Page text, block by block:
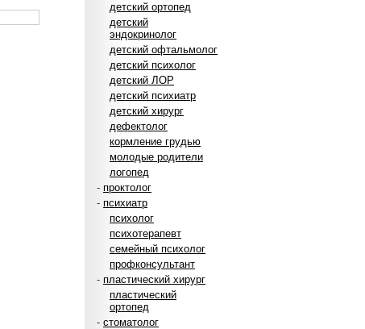
детский ортопед
детский
эндокринолог
детский офтальмолог
детский психолог
детский ЛОР
детский психиатр
детский хирург
дефектолог
кормление грудью
молодые родители
логопед
- проктолог
- психиатр
психолог
психотерапевт
семейный психолог
профконсультант
- пластический хирург
пластический
ортопед
- стоматолог